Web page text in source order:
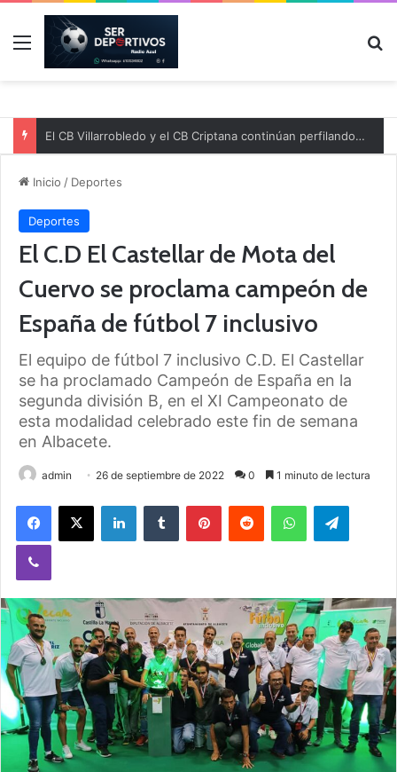
Menú
El CB Villarrobledo y el CB Criptana continúan perfilando sus plantillas
Inicio / Deportes
Deportes
El C.D El Castellar de Mota del
Cuervo se proclama campeón de
España de fútbol 7 inclusivo
El equipo de fútbol 7 inclusivo C.D. El Castellar
se ha proclamado Campeón de España en la
segunda división B, en el XI Campeonato de
esta modalidad celebrado este fin de semana
en Albacete.
admin 26 de septiembre de 2022 0 1 minuto de lectura